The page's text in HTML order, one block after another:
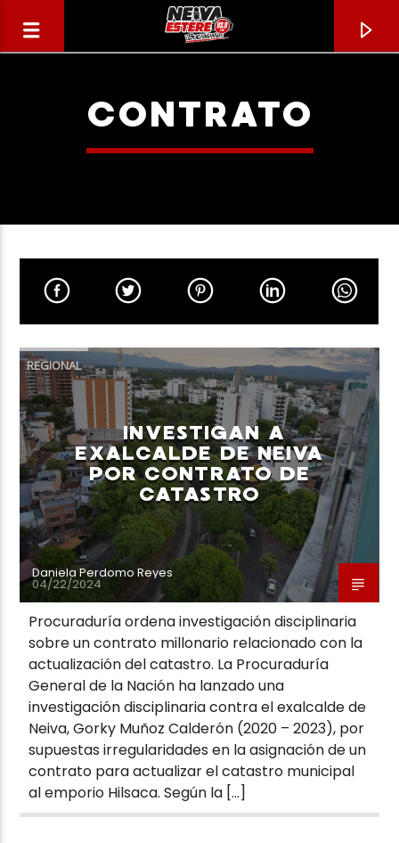
TÍTULO
ARTISTA
Neiva Estereo
CONTRATO
REGIONAL
INVESTIGAN A
EXALCALDE DE NEIVA
POR CONTRATO DE
CATASTRO
Daniela Perdomo Reyes
04/22/2024
Procuraduría ordena investigación disciplinaria
sobre un contrato millonario relacionado con la
actualización del catastro. La Procuraduría
General de la Nación ha lanzado una
investigación disciplinaria contra el exalcalde de
Neiva, Gorky Muñoz Calderón (2020 – 2023), por
supuestas irregularidades en la asignación de un
contrato para actualizar el catastro municipal
al emporio Hilsaca. Según la […]